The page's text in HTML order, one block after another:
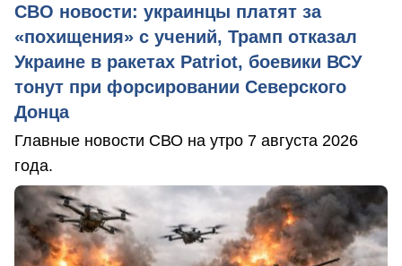
СВО новости: украинцы платят за
«похищения» с учений, Трамп отказал
Украине в ракетах Patriot, боевики ВСУ
тонут при форсировании Северского
Донца
Главные новости СВО на утро 7 августа 2026
года.